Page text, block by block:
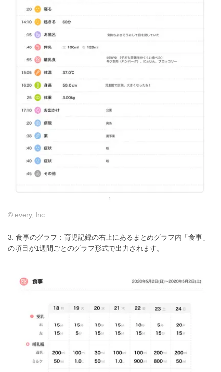
© every, Inc.
3. 食事のグラフ：育児記録の右上にあるまとめグラフ内「食事」
の項目が1週間ごとのグラフ形式で出力されます。